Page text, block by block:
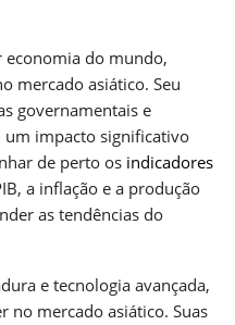
economia do mundo,
mercado asiático. Seu
governamentais e
impacto significativo
de perto os indicadores
a inflação e a produção
as tendências do
e tecnologia avançada,
mercado asiático. Suas